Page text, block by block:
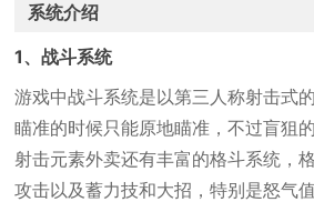
系统介绍
1、战斗系统
游戏中战斗系统是以第三人称射击式
瞄准的时候只能原地瞄准，不过盲狙
射击元素外卖还有丰富的格斗系统，
攻击以及蓄力技和大招，特别是怒气